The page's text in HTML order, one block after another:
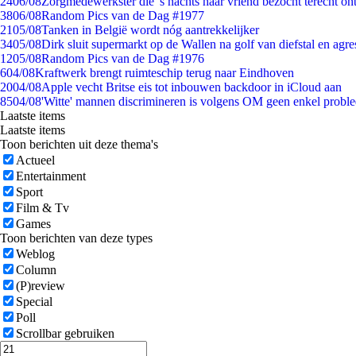
3806/08Random Pics van de Dag #1977
2105/08Tanken in België wordt nóg aantrekkelijker
3405/08Dirk sluit supermarkt op de Wallen na golf van diefstal en
1205/08Random Pics van de Dag #1976
604/08Kraftwerk brengt ruimteschip terug naar Eindhoven
2004/08Apple vecht Britse eis tot inbouwen backdoor in iCloud aan
8504/08'Witte' mannen discrimineren is volgens OM geen enkel
Laatste items
Laatste items
Toon berichten uit deze thema's
Actueel
Entertainment
Sport
Film & Tv
Games
Toon berichten van deze types
Weblog
Column
(P)review
Special
Poll
Scrollbar gebruiken